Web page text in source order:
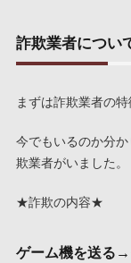
詐欺業者につい
まずは詐欺業者の特
今でもいるのか分
欺業者がいました。
★詐欺の内容★
ゲーム機を送る